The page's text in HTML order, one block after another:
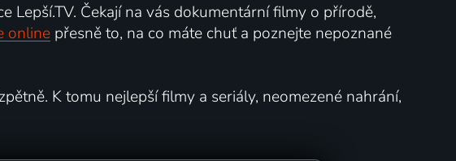
Čekají na vás dokumentární filmy o přírodě,
onlinepřesně to, na co máte chuť a poznejte nepoznané
K tomu nejlepší filmy a seriály, neomezené nahrání,